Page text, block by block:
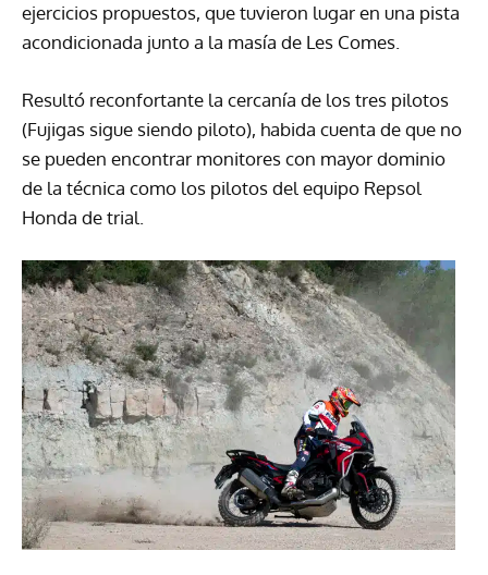
ejercicios propuestos, que tuvieron lugar en una pista
acondicionada junto a la masía de Les Comes.
Resultó reconfortante la cercanía de los tres pilotos
(Fujigas sigue siendo piloto), habida cuenta de que no
se pueden encontrar monitores con mayor dominio
de la técnica como los pilotos del equipo Repsol
Honda de trial.